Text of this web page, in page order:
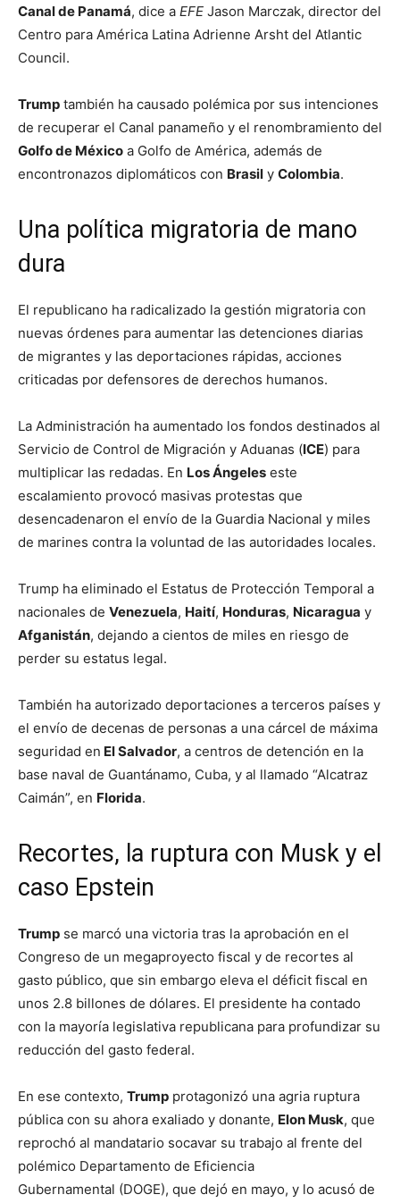
Canal de Panamá, dice a EFE Jason Marczak, director del
Centro para América Latina Adrienne Arsht del Atlantic
Council.
Trump también ha causado polémica por sus intenciones
de recuperar el Canal panameño y el renombramiento del
Golfo de México a Golfo de América, además de
encontronazos diplomáticos con Brasil y Colombia.
Una política migratoria de mano
dura
El republicano ha radicalizado la gestión migratoria con
nuevas órdenes para aumentar las detenciones diarias
de migrantes y las deportaciones rápidas, acciones
criticadas por defensores de derechos humanos.
La Administración ha aumentado los fondos destinados al
Servicio de Control de Migración y Aduanas (ICE) para
multiplicar las redadas. En Los Ángeles este
escalamiento provocó masivas protestas que
desencadenaron el envío de la Guardia Nacional y miles
de marines contra la voluntad de las autoridades locales.
Trump ha eliminado el Estatus de Protección Temporal a
nacionales de Venezuela, Haití, Honduras, Nicaragua y
Afganistán, dejando a cientos de miles en riesgo de
perder su estatus legal.
También ha autorizado deportaciones a terceros países y
el envío de decenas de personas a una cárcel de máxima
seguridad en El Salvador, a centros de detención en la
base naval de Guantánamo, Cuba, y al llamado “Alcatraz
Caimán”, en Florida.
Recortes, la ruptura con Musk y el
caso Epstein
Trump se marcó una victoria tras la aprobación en el
Congreso de un megaproyecto fiscal y de recortes al
gasto público, que sin embargo eleva el déficit fiscal en
unos 2.8 billones de dólares. El presidente ha contado
con la mayoría legislativa republicana para profundizar su
reducción del gasto federal.
En ese contexto, Trump protagonizó una agria ruptura
pública con su ahora exaliado y donante, Elon Musk, que
reprochó al mandatario socavar su trabajo al frente del
polémico Departamento de Eficiencia
Gubernamental (DOGE), que dejó en mayo, y lo acusó de